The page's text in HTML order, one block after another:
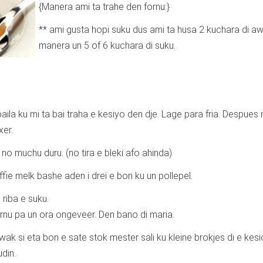
{Manera ami ta trahe den fornu:}
** ami gusta hopi suku dus ami ta husa 2 kuchara di
manera un 5 of 6 kuchara di suku.
ku mi ta bai traha e kesiyo den dje. Lage para fria. Despues
muchu duru. (no tira e bleki afo ahinda)
melk bashe aden i drei e bon ku un pollepel.
e suku.
pa un ora ongeveer. Den bano di maria.
si eta bon e sate stok mester sali ku kleine brokjes di e